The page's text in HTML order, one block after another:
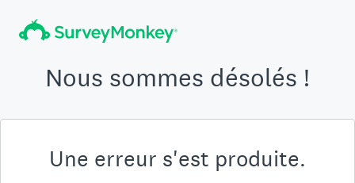
Nous sommes désolés !
Une erreur s'est produite.